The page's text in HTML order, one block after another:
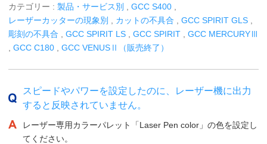
カテゴリー : 製品・サービス別 GCC S400
レーザーカッターの現象別
カットの不具合 GCC SPIRIT GLS
彫刻の不具合
GCC SPIRIT LS GCC SPIRIT
GCC MERCURYⅢ
GCC C180 GCC VENUSⅡ（販売終了）
スピードやパワーを設定したのに、レーザー機に出力
すると反映されていません。
レーザー専用カラーパレット「Laser Pen color」の色を設定し
てください。